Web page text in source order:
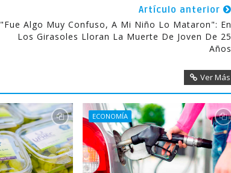
Artículo anterior
"Fue Algo Muy Confuso, A Mi Niño Lo Mataron": En
Los Girasoles Lloran La Muerte De Joven De 25
Años
Ver Más
ECONOMÍA